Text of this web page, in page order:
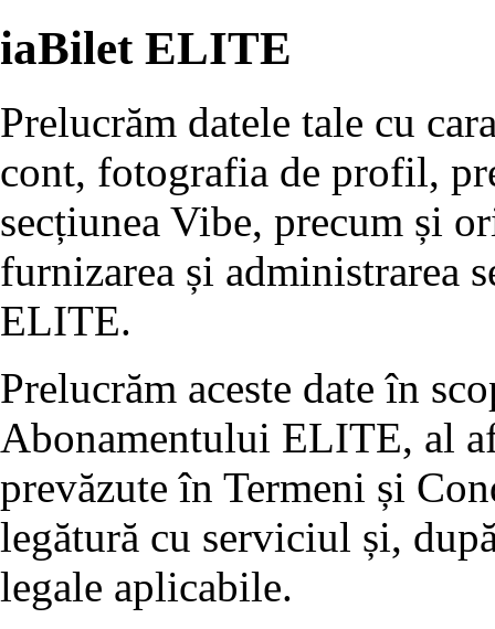
iaBilet ELITE
Prelucrăm datele tale cu
cont, fotografia de profil,
secțiunea Vibe, precum și
furnizarea și administrarea
ELITE.
Prelucrăm aceste date în
Abonamentului ELITE, al
prevăzute în Termeni și
legătură cu serviciul și,
legale aplicabile.